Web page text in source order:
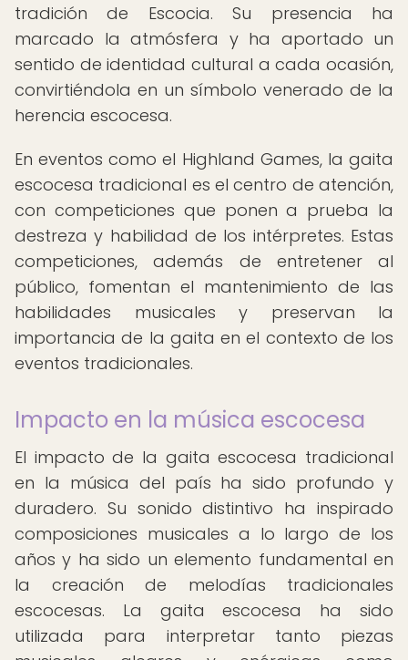
tradición de Escocia. Su presencia ha
marcado la atmósfera y ha aportado un
sentido de identidad cultural a cada ocasión,
convirtiéndola en un símbolo venerado de la
herencia escocesa.
En eventos como el Highland Games, la gaita
escocesa tradicional es el centro de atención,
con competiciones que ponen a prueba la
destreza y habilidad de los intérpretes. Estas
competiciones, además de entretener al
público, fomentan el mantenimiento de las
habilidades musicales y preservan la
importancia de la gaita en el contexto de los
eventos tradicionales.
Impacto en la música escocesa
El impacto de la gaita escocesa tradicional
en la música del país ha sido profundo y
duradero. Su sonido distintivo ha inspirado
composiciones musicales a lo largo de los
años y ha sido un elemento fundamental en
la creación de melodías tradicionales
escocesas. La gaita escocesa ha sido
utilizada para interpretar tanto piezas